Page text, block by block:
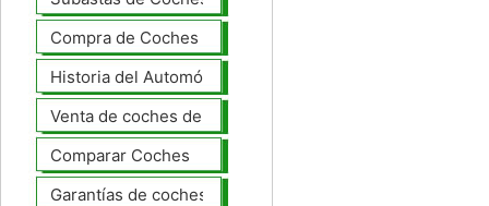
Compra de Coches Basics
Historia del Automóvil
Venta de coches de lujo
Comparar Coches
Garantías de coches ampliado